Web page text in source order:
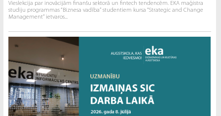
Vieslekcija par inovācijām finanšu sektorā un fintech tendencēm. EKA maģistra
studiju programmas “Biznesa vadība” studentiem kursa “Strategic and Change
Management” ietvaros...